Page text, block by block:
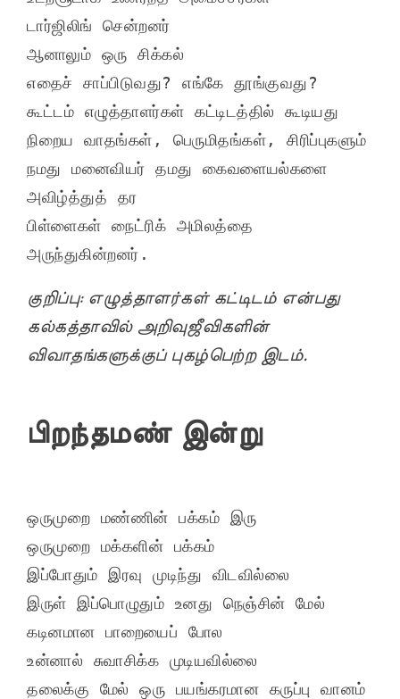
டார்ஜிலிங் சென்றனர்
ஆனாலும் ஒரு சிக்கல்
எதைச் சாப்பிடுவது? எங்கே தூங்குவது?
கூட்டம் எழுத்தாளர்கள் கட்டிடத்தில் கூடியது
நிறைய வாதங்கள், பெருமிதங்கள், சிரிப்புகளும்
நமது மனைவியர் தமது கைவளையல்களை
அவிழ்த்துத் தர
பிள்ளைகள் நைட்ரிக் அமிலத்தை
குறிப்பு: எழுத்தாளர்கள் கட்டிடம் என்பது
கல்கத்தாவில் அறிவுஜீவிகளின்
விவாதங்களுக்குப் புகழ்பெற்ற இடம்.
பிறந்தமண் இன்று
ஒருமுறை மண்ணின் பக்கம் இரு
ஒருமுறை மக்களின் பக்கம்
இப்போதும் இரவு முடிந்து விடவில்லை
இருள் இப்பொழுதும் உனது நெஞ்சின் மேல்
கடினமான பாறையைப் போல
உன்னால் சுவாசிக்க முடியவில்லை
தலைக்கு மேல் ஒரு பயங்கரமான கருப்பு வானம்